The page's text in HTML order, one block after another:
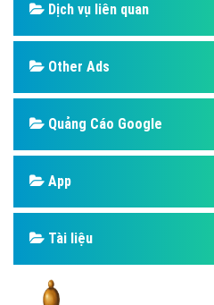
Dịch vụ liên quan
Other Ads
Quảng Cáo Google
App
Tài liệu